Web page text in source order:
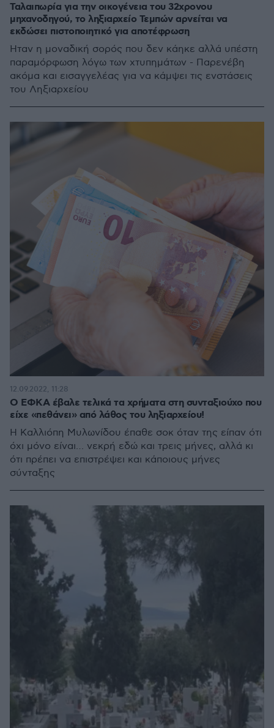
Ταλαιπωρία για την οικογένεια του 32χρονου
μηχανοδηγού, το ληξιαρχείο Τεμπών αρνείται να
εκδώσει πιστοποιητικό για αποτέφρωση
Ήταν η μοναδική σορός που δεν κάηκε αλλά υπέστη
παραμόρφωση λόγω των χτυπημάτων - Παρενέβη
ακόμα και εισαγγελέας για να κάμψει τις ενστάσεις
του Ληξιαρχείου
Ο ΕΦΚΑ έβαλε τελικά τα χρήματα στη συνταξιούχο που
είχε «πεθάνει» από λάθος του ληξιαρχείου!
Η Καλλιόπη Μυλωνίδου έπαθε σοκ όταν της είπαν ότι
όχι μόνο είναι… νεκρή εδώ και τρεις μήνες, αλλά κι
ότι πρέπει να επιστρέψει και κάποιους μήνες
σύνταξης
12.09.2022, 11:28